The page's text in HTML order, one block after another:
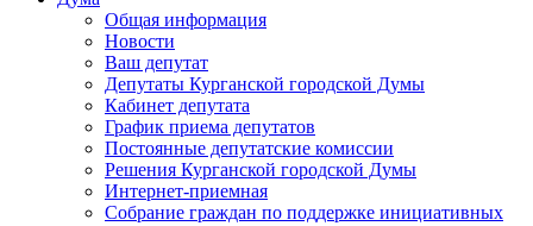
Общая информация
Новости
Ваш депутат
Депутаты Курганской городской Думы
Кабинет депутата
График приема депутатов
Постоянные депутатские комиссии
Решения Курганской городской Думы
Интернет-приемная
Собрание граждан по поддержке инициативных